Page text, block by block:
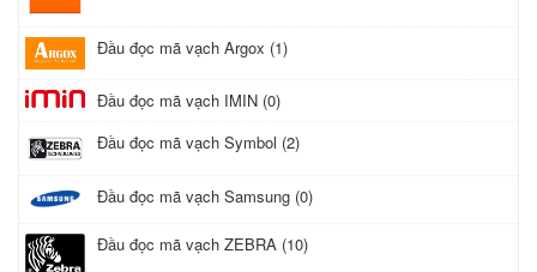
Đầu đọc mã vạch Argox (1)
Đầu đọc mã vạch IMIN (0)
Đầu đọc mã vạch Symbol (2)
Đầu đọc mã vạch Samsung (0)
Đầu đọc mã vạch ZEBRA (10)